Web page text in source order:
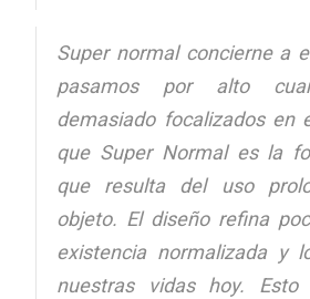
Super normal concierne a
pasamos por alto
demasiado focalizados en
que Super Normal es la
que resulta del uso
objeto. El diseño refina
existencia normalizada y
nuestras vidas hoy.